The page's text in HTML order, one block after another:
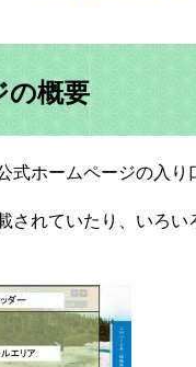
の概要
式ホームページの入り
されていたり、いろ